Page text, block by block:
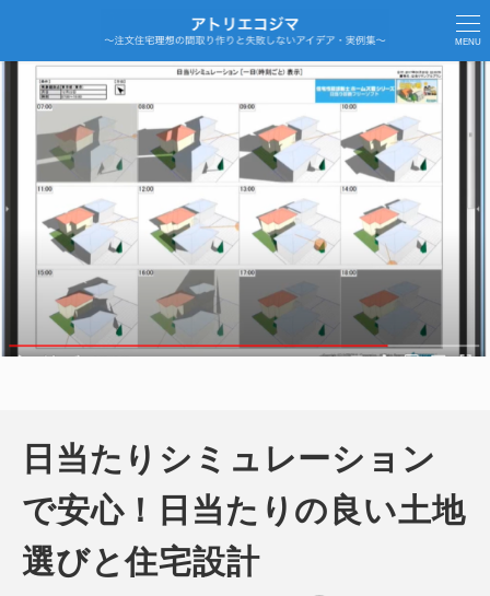
MENU
日当たりシミュレーション
で安心！日当たりの良い土地
選びと住宅設計